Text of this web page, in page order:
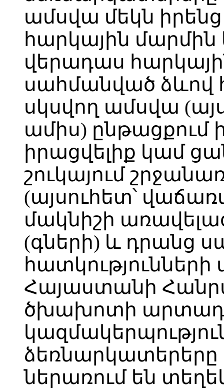
ամսվա մեկն
հարկային մարմին
վերադաս
սահմանված ձևով
սկսվող ամսվա
ամիս) ընթացքում
իրացվելիք կամ
շուկայում
(այսուհետ՝
մակնիշի
(գների) և դրանց
հատկությունների
Հայաստանի
ծխախոտի
ձեռնարկատերերը
ներառում են